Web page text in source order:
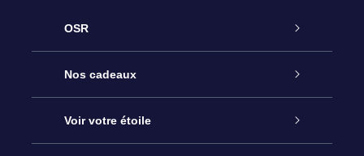
OSR
Service
À propos de l’OSR
Nos cadeaux
Cadeau d’étoile en ligne
Voir votre étoile